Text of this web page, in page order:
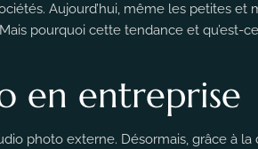
Aujourd’hui, même les petites et
pourquoi cette tendance et qu’est-
en entreprise
photo externe. Désormais, grâce à